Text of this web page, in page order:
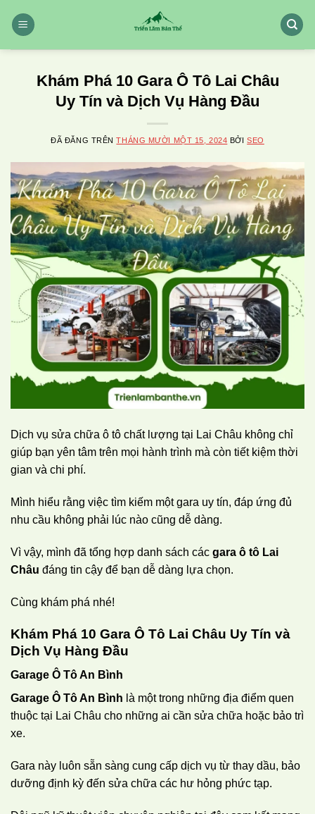
đến
Khám Phá 10 Gara Ô Tô Lai Châu
Uy Tín và Dịch Vụ Hàng Đầu
ĐÃ ĐĂNG TRÊNTHÁNG MƯỜI MỘT 15, 2024 BỞISEO
Dịch vụ sửa chữa ô tô chất lượng tại Lai Châu không chỉ
giúp bạn yên tâm trên mọi hành trình mà còn tiết kiệm thời
gian và chi phí.
Mình hiểu rằng việc tìm kiếm một gara uy tín, đáp ứng đủ
nhu cầu không phải lúc nào cũng dễ dàng.
Vì vậy, mình đã tổng hợp danh sách các gara ô tô Lai
Châu đáng tin cậy để bạn dễ dàng lựa chọn.
Cùng khám phá nhé!
Khám Phá 10 Gara Ô Tô Lai Châu Uy Tín và
Dịch Vụ Hàng Đầu
Garage Ô Tô An Bình
Garage Ô Tô An Bình là một trong những địa điểm quen
thuộc tại Lai Châu cho những ai cần sửa chữa hoặc bảo trì
xe.
Gara này luôn sẵn sàng cung cấp dịch vụ từ thay dầu, bảo
dưỡng định kỳ đến sửa chữa các hư hỏng phức tạp.